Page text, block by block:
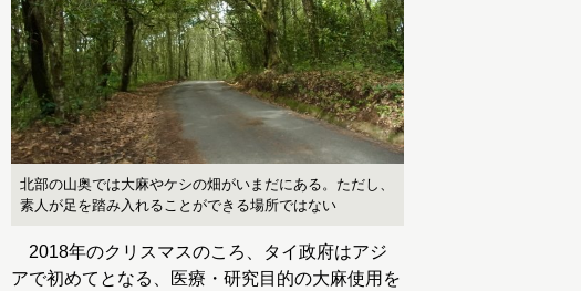
北部の山奥では大麻やケシの畑がいまだにある。ただし、
素人が足を踏み入れることができる場所ではない
2018年のクリスマスのころ、タイ政府はアジ
アで初めてとなる、医療・研究目的の大麻使用を